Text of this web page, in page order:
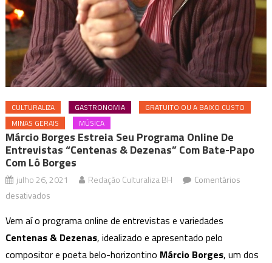
CULTURALIZA GASTRONOMIA
GRATUITO OU A BAIXO CUSTO
MINAS GERAIS
MÚSICA
Márcio Borges Estreia Seu Programa Online De
Entrevistas “Centenas & Dezenas” Com Bate-Papo
Com Lô Borges
julho 26, 2021 Redação Culturaliza BH
Comentários
desativadosem
Borges
estreia
seu
Vem aí o programa online de entrevistas e variedades
Centenas & Dezenas, idealizado e apresentado pelo
compositor e poeta belo-horizontino Márcio Borges, um dos